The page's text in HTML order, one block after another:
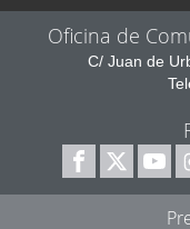
Oficina de
C/ Juan de